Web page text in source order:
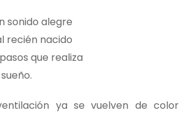
sonido alegre
recién nacido
que realiza
ya se vuelven de color